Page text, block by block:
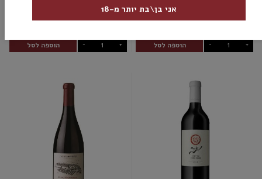
מסע ישראלי אדום
- + הוספה לסל - + הוספה לסל
אני בן\בת יותר מ-18